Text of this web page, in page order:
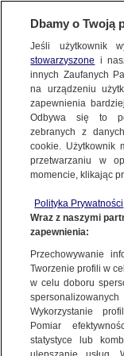
WYŚLIJ
NAJNOWSZE
GORĄCE
WIĘCEJ
KANAŁY
Jedno
KONTAKT24|
MATERIAŁ
Zaćmienie
Zaćmienie Księżyca,
Łukasz/Kontakt24
Dbamy o Twoją
Jeśli użytkownik
stowarzyszone i
innych Zaufanych
na urządzeniu
zapewnienia
Odbywa się to
zebranych z
cookie. Użytkownik
przetwarzaniu w
momencie, klikając
Polityka Prywatności
Wraz z naszymi
zapewnienia:
Przechowywanie
Tworzenie profili w
w celu doboru
Wykorzystanie
Pomiar
statystyce lub